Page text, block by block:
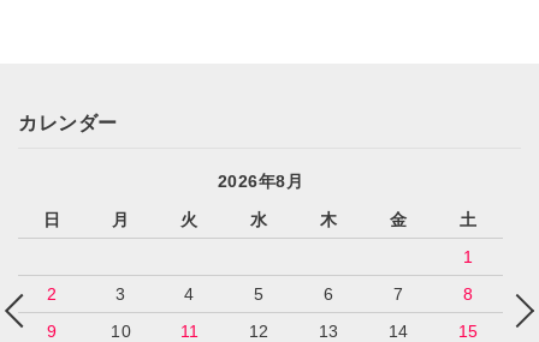
カレンダー
2026年8月
日
月 火 水 木 金
土
1
2
3 4 5 6 7
8
9
10 11 12 13 14
15